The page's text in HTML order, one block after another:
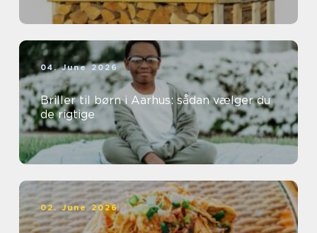
04. June 2026
Briller til børn i Aarhus: sådan vælger du
de rigtige
02. June 2026